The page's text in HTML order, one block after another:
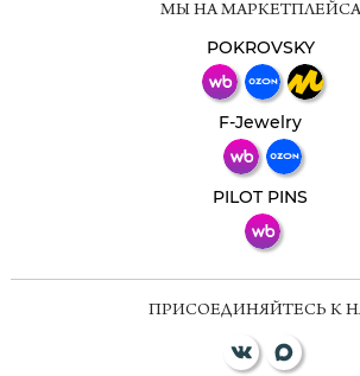
МЫ НА
POKROVSKY
F-Jewelry
PILOT PINS
ПРИСОЕДИНЯЙТЕСЬ К